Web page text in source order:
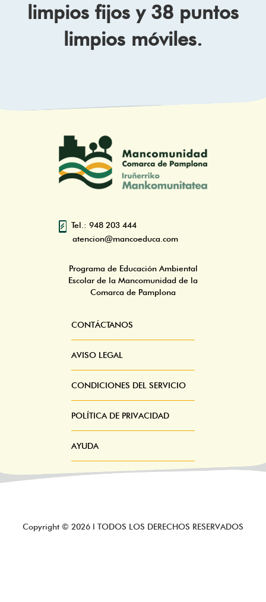
limpios fijos y 38 puntos
limpios móviles.
Tel.: 948 203 444
atencion@mancoeduca.com
Programa de Educación Ambiental
Escolar de la Mancomunidad de la
Comarca de Pamplona
Pie
Menú
CONTÁCTANOS
AVISO LEGAL
CONDICIONES DEL SERVICIO
POLÍTICA DE PRIVACIDAD
AYUDA
Copyright © 2026 l TODOS LOS DERECHOS RESERVADOS